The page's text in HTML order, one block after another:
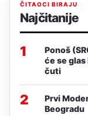
ČITAOCI BIRAJU
Najčitanije
1
Ponoš
će se
čuti
2
Prvi
Beogradu